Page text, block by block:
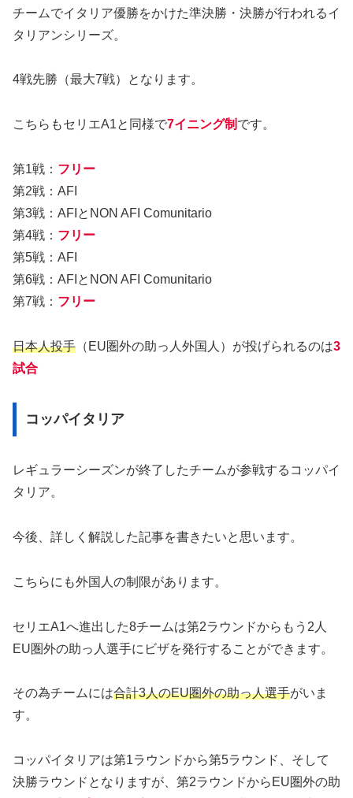
チームでイタリア優勝をかけた準決勝・決勝が行われるイ
タリアンシリーズ。
4戦先勝（最大7戦）となります。
こちらもセリエA1と同様で7イニング制 です。
第1戦： フリー
第2戦：AFI
第3戦：AFIとNON AFI Comunitario
第4戦： フリー
第5戦：AFI
第6戦：AFIとNON AFI Comunitario
第7戦： フリー
日本人投手 （EU圏外の助っ人外国人）が投げられるのは3
試合
コッパイタリア
レギュラーシーズンが終了したチームが参戦するコッパイ
タリア。
今後、詳しく解説した記事を書きたいと思います。
こちらにも外国人の制限があります。
セリエA1へ進出した8チームは第2ラウンドからもう2人
EU圏外の助っ人選手にビザを発行することができます。
その為チームには合計3人のEU圏外の助っ人選手がいま
す。
コッパイタリアは第1ラウンドから第5ラウンド、そして
決勝ラウンドとなりますが、第2ラウンドからEU圏外の助